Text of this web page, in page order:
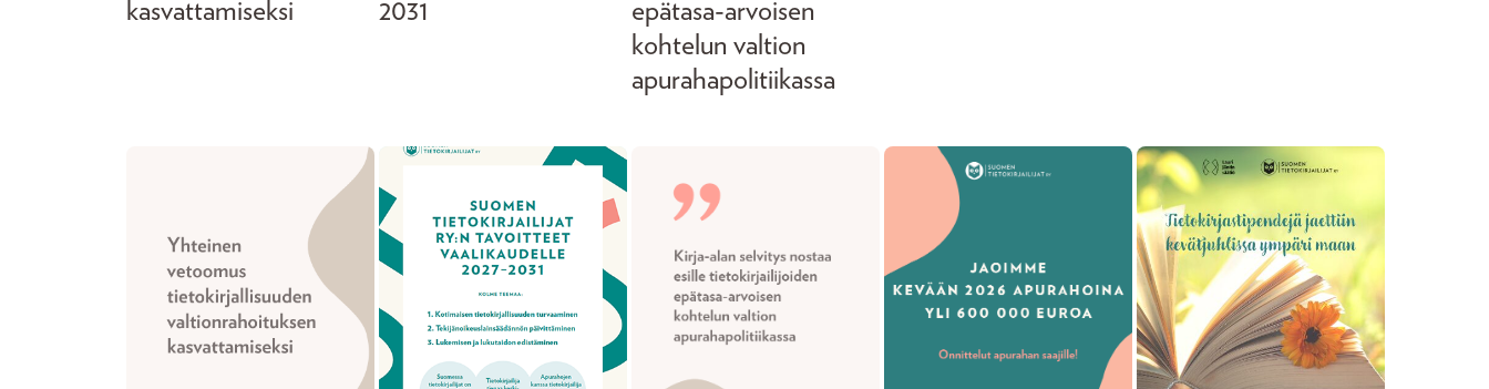
kasvattamiseksi
2031
epätasa-arvoisen
kohtelun valtion
apurahapolitiikassa